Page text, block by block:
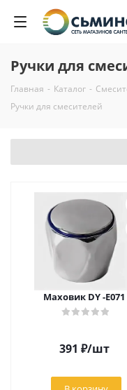
Ручки для
Главная - Каталог -
Ручки для смесителей
Маховик DY -E071
391 ₽/шт